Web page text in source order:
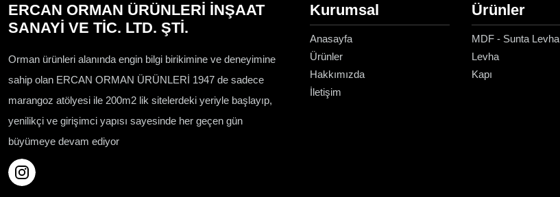
ERCAN ORMAN ÜRÜNLERİ İNŞAAT
SANAYİ VE TİC. LTD. ŞTİ.
Orman ürünleri alanında engin bilgi birikimine ve deneyimine
sahip olan ERCAN ORMAN ÜRÜNLERİ 1947 de sadece
marangoz atölyesi ile 200m2 lik sitelerdeki yeriyle başlayıp,
yenilikçi ve girişimci yapısı sayesinde her geçen gün
büyümeye devam ediyor
Kurumsal
Anasayfa
Ürünler
Hakkımızda
İletişim
Ürünler
MDF - Sunta Levha
Levha
Kapı